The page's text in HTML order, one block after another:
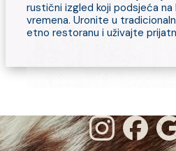
rustični izgled koji podsjeća na
vremena. Uronite u
etno restoranu i uživajte